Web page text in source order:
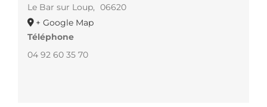
Le Bar sur Loup, 06620
+ Google Map
Téléphone
04 92 60 35 70